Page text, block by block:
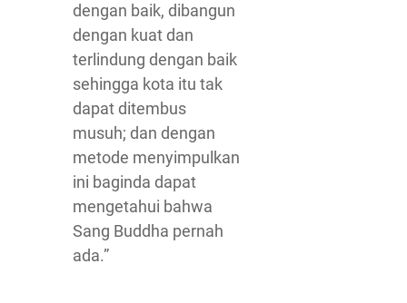
dengan baik, dibangun
dengan kuat dan
terlindung dengan baik
sehingga kota itu tak
dapat ditembus
musuh; dan dengan
metode menyimpulkan
ini baginda dapat
mengetahui bahwa
Sang Buddha pernah
ada.”